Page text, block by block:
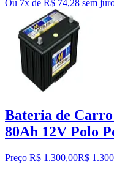
Ou 7x de R$ 74,28 sem
Bateria de
80Ah 12V Polo
Preço R$ 1.300,00R$ 1.300